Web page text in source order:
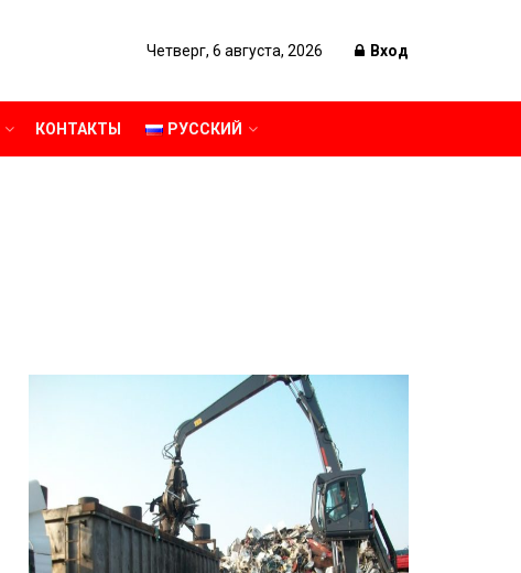
Четверг, 6 августа, 2026 Вход
КОНТАКТЫ РУССКИЙ